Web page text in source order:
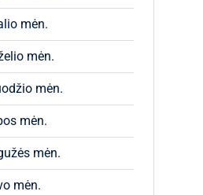
mėn.
mėn.
mėn.
mėn.
mėn.
mėn.